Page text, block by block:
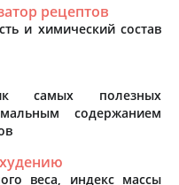
рецептов
и химический состав
самых полезных
содержанием
веса, индекс массы